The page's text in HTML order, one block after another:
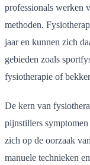
professionals werken
methoden.
jaar en kunnen zich
gebieden zoals
fysiotherapie of
De kern van
pijnstillers
zich op de oorzaak
manuele technieken